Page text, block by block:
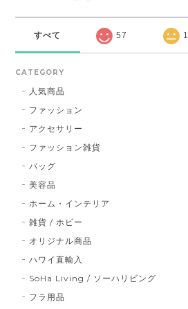
すべて 57 1
CATEGORY
人気商品
ファッション
アクセサリー
ファッション雑貨
バッグ
美容品
ホーム・インテリア
雑貨 / ホビー
オリジナル商品
ハワイ直輸入
SoHa Living / ソーハリビング
フラ用品